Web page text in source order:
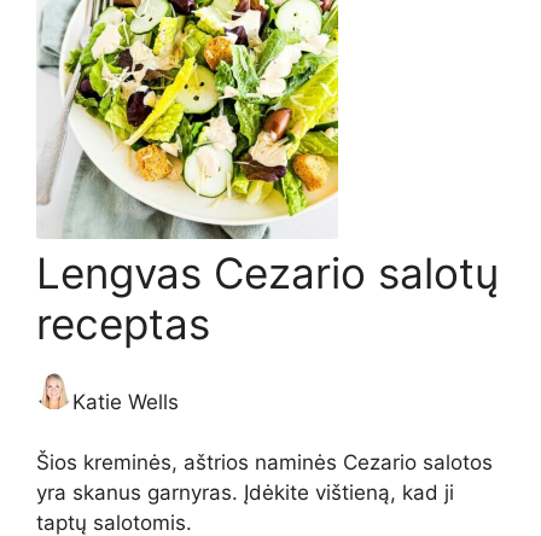
Lengvas Cezario salotų
receptas
Katie Wells
Šios kreminės, aštrios naminės Cezario salotos
yra skanus garnyras. Įdėkite vištieną, kad ji
taptų salotomis.